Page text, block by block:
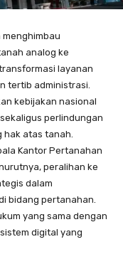
menghimbau
analog ke
layanan
tertib administrasi.
kebijakan nasional
perlindungan
hak atas tanah.
Kantor Pertanahan
peralihan ke
dalam
bidang pertanahan.
yang sama dengan
digital yang